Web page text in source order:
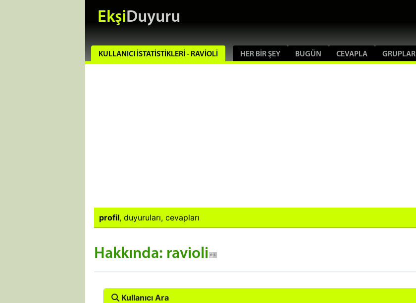
EkşiDuyuru
KULLANICI İSTATISTIKLERI - RAVIOLI HER BIR ŞEY BUGÜN CEVAPLA GRUPLAR
profil, duyuruları, cevapları
Hakkında: ravioli
Kullanıcı Ara